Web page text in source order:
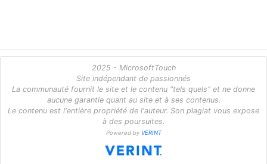
2025 - MicrosoftTouch
Site indépendant de passionnés
La communauté fournit le site et le contenu "tels quels" et ne donne
aucune garantie quant au site et à ses contenus.
Le contenu est l'entière propriété de l'auteur. Son plagiat vous expose
à des poursuites.
Powered by VERINT